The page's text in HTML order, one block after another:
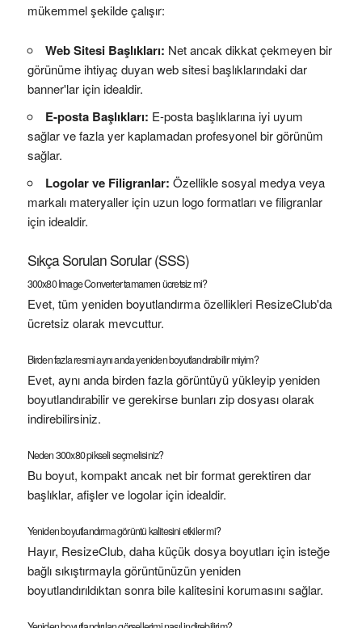
mükemmel şekilde çalışır:
Web Sitesi Başlıkları: Net ancak dikkat çekmeyen bir
görünüme ihtiyaç duyan web sitesi başlıklarındaki dar
banner'lar için idealdir.
E-posta Başlıkları: E-posta başlıklarına iyi uyum
sağlar ve fazla yer kaplamadan profesyonel bir görünüm
sağlar.
Logolar ve Filigranlar: Özellikle sosyal medya veya
markalı materyaller için uzun logo formatları ve filigranlar
için idealdir.
Sıkça Sorulan Sorular (SSS)
300x80 Image Converter tamamen ücretsiz mi?
Evet, tüm yeniden boyutlandırma özellikleri ResizeClub'da
ücretsiz olarak mevcuttur.
Birden fazla resmi aynı anda yeniden boyutlandırabilir miyim?
Evet, aynı anda birden fazla görüntüyü yükleyip yeniden
boyutlandırabilir ve gerekirse bunları zip dosyası olarak
indirebilirsiniz.
Neden 300x80 pikseli seçmelisiniz?
Bu boyut, kompakt ancak net bir format gerektiren dar
başlıklar, afişler ve logolar için idealdir.
Yeniden boyutlandırma görüntü kalitesini etkiler mi?
Hayır, ResizeClub, daha küçük dosya boyutları için isteğe
bağlı sıkıştırmayla görüntünüzün yeniden
boyutlandırıldıktan sonra bile kalitesini korumasını sağlar.